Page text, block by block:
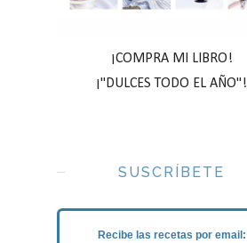
¡COMPRA MI LIBRO!
¡"DULCES TODO EL AÑO"!
SUSCRÍBETE
Recibe las recetas por email: